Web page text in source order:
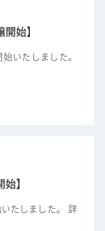
始】
いたしました。
】
いたしました。 詳